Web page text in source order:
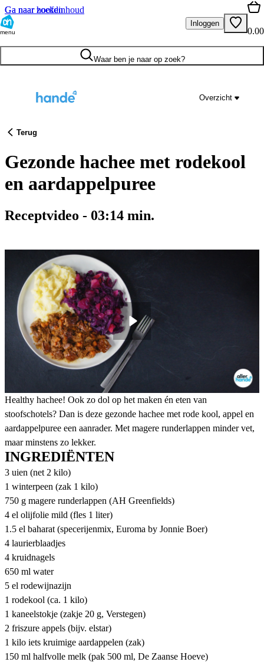
Ga naar hoofdinhoud
Ga naar zoeken
menu
Inloggen
0.00
Waar ben je naar op zoek?
Overzicht
Terug
Gezonde hachee met rodekool
en aardappelpuree
Receptvideo - 03:14 min.
Healthy hachee! Ook zo dol op het maken én eten van
stoofschotels? Dan is deze gezonde hachee met rode kool, appel en
aardappelpuree een aanrader. Met magere runderlappen minder vet,
maar minstens zo lekker.
INGREDIËNTEN
3 uien (net 2 kilo)
1 winterpeen (zak 1 kilo)
750 g magere runderlappen (AH Greenfields)
4 el olijfolie mild (fles 1 liter)
1.5 el baharat (specerijenmix, Euroma by Jonnie Boer)
4 laurierblaadjes
4 kruidnagels
650 ml water
5 el rodewijnazijn
1 rodekool (ca. 1 kilo)
1 kaneelstokje (zakje 20 g, Verstegen)
2 friszure appels (bijv. elstar)
1 kilo iets kruimige aardappelen (zak)
150 ml halfvolle melk (pak 500 ml, De Zaanse Hoeve)